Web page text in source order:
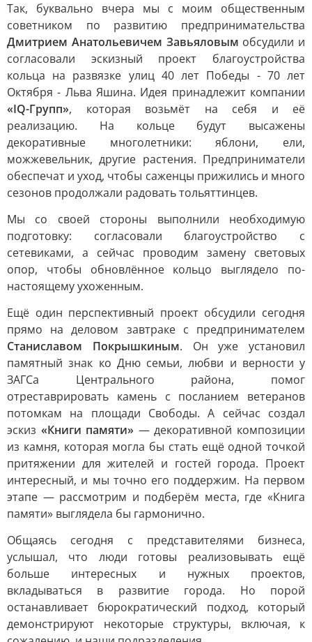
Так, буквально вчера мы с моим общественным
советником по развитию предпринимательства
Дмитрием Анатольевичем Завьяловым обсудили и
согласовали эскизный проект благоустройства
кольца на развязке улиц 40 лет Победы - 70 лет
Октября - Льва Яшина. Идея принадлежит компании
«IQ-Групп», которая возьмёт на себя и её
реализацию. На кольце будут высажены
декоративные многолетники: яблони, ели,
можжевельник, другие растения. Предприниматели
обеспечат и уход, чтобы саженцы прижились и много
сезонов продолжали радовать тольяттинцев.
Мы со своей стороны выполнили необходимую
подготовку: согласовали благоустройство с
сетевиками, а сейчас проводим замену световых
опор, чтобы обновлённое кольцо выглядело по-
настоящему ухоженным.
Ещё один перспективный проект обсудили сегодня
прямо на деловом завтраке с предпринимателем
Станиславом Покрышкиным. Он уже установил
памятный знак ко Дню семьи, любви и верности у
ЗАГСа Центрального района, помог
отреставрировать камень с посланием ветеранов
потомкам на площади Свободы. А сейчас создал
эскиз «Книги памяти» — декоративной композиции
из камня, которая могла бы стать ещё одной точкой
притяжении для жителей и гостей города. Проект
интересный, и мы точно его поддержим. На первом
этапе — рассмотрим и подберём места, где «Книга
памяти» выглядела бы гармонично.
Общаясь сегодня с представителями бизнеса,
услышал, что люди готовы реализовывать ещё
больше интересных и нужных проектов,
вкладываться в развитие города. Но порой
останавливает бюрократический подход, который
демонстрируют некоторые структуры, включая, к